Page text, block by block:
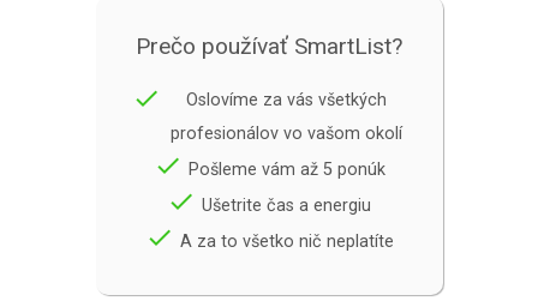
Prečo používať SmartList?
done
Oslovíme za vás všetkých
profesionálov vo vašom okolí
done Pošleme vám až 5 ponúk
done Ušetrite čas a energiu
done A za to všetko nič neplatíte